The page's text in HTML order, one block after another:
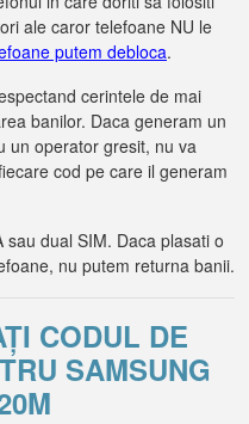
ale caror telefoane NU le
putem debloca.
cerintele de mai
banilor. Daca generam un
un operator gresit, nu va
cod pe care il generam
dual SIM. Daca plasati o
nu putem returna banii.
CODUL DE
SAMSUNG